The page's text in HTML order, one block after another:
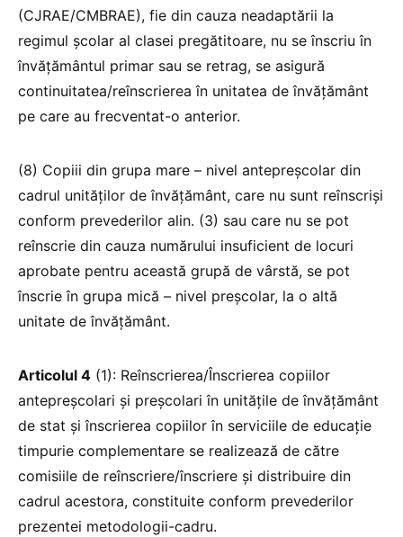
(CJRAE/CMBRAE), fie din cauza neadaptării la
regimul școlar al clasei pregătitoare, nu se înscriu în
învățământul primar sau se retrag, se asigură
continuitatea/reînscrierea în unitatea de învățământ
pe care au frecventat-o anterior.
(8) Copiii din grupa mare – nivel antepreșcolar din
cadrul unităților de învățământ, care nu sunt reînscriși
conform prevederilor alin. (3) sau care nu se pot
reînscrie din cauza numărului insuficient de locuri
aprobate pentru această grupă de vârstă, se pot
înscrie în grupa mică – nivel preșcolar, la o altă
unitate de învățământ.
Articolul 4 (1): Reînscrierea/Înscrierea copiilor
antepreșcolari și preșcolari în unitățile de învățământ
de stat și înscrierea copiilor în serviciile de educație
timpurie complementare se realizează de către
comisiile de reînscriere/înscriere și distribuire din
cadrul acestora, constituite conform prevederilor
prezentei metodologii-cadru.